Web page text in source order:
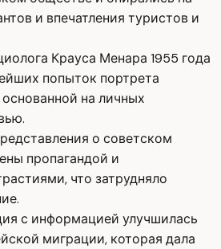
и впечатления туристов и
Крауса Менара 1955 года
попыток портрета
на личных
о советском
пропагандой и
что затрудняло
с информацией улучшилась
миграции, которая дала